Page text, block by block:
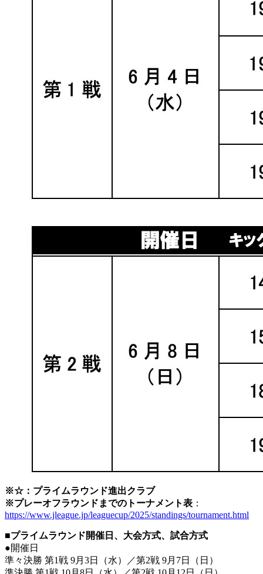
※☆：プライムラウンド進出クラブ
※プレーオフラウンドまでのトーナメント表 ：
https://www.jleague.jp/leaguecup/2025/standings/tournament.html
■プライムラウンド開催日、大会方式、試合方式
●開催日
準々決勝 第1戦 9月3日（水）／第2戦 9月7日（日）